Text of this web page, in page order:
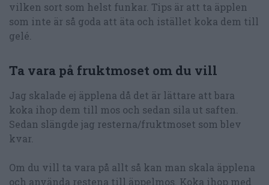
vilken sort som helst funkar. Tips är att ta äpplen
som inte är så goda att äta och istället koka dem till
gelé.
Ta vara på fruktmoset om du vill
Jag skalade ej äpplena då det är lättare att bara
koka ihop dem till mos och sedan sila ut saften.
Sedan slängde jag resterna/fruktmoset som blev
kvar.
Om du vill ta vara på allt så kan man skala äpplena
och använda restena till äppelmos. Koka ihop med